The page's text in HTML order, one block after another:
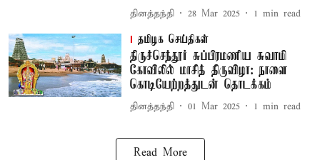
தினத்தந்தி 28 Mar 2025 1 min read
தமிழக செய்திகள்
திருச்செந்தூர் சுப்பிரமணிய சுவாமி
கோவிலில் மாசித் திருவிழா: நாளை
கொடியேற்றத்துடன் தொடக்கம்
தினத்தந்தி 01 Mar 2025 1 min read
Read More